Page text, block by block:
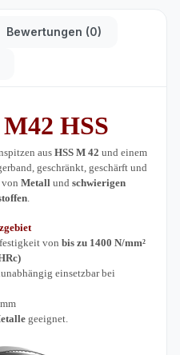
Bewertungen (0)
M42 HSS
aus HSS M 42 und einem
geschränkt, geschärft und
Metall und schwierigen
.
von bis zu 1400 N/mm²
einsetzbar bei
geeignet.